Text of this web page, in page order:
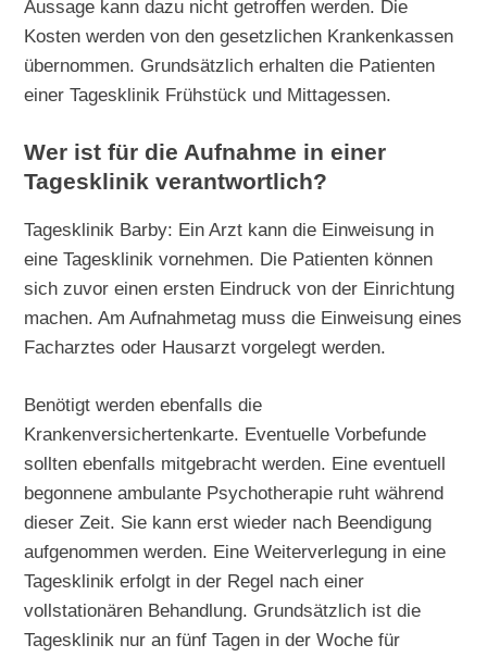
Aussage kann dazu nicht getroffen werden. Die
Kosten werden von den gesetzlichen Krankenkassen
übernommen. Grundsätzlich erhalten die Patienten
einer Tagesklinik Frühstück und Mittagessen.
Wer ist für die Aufnahme in einer
Tagesklinik verantwortlich?
Tagesklinik Barby: Ein Arzt kann die Einweisung in
eine Tagesklinik vornehmen. Die Patienten können
sich zuvor einen ersten Eindruck von der Einrichtung
machen. Am Aufnahmetag muss die Einweisung eines
Facharztes oder Hausarzt vorgelegt werden.
Benötigt werden ebenfalls die
Krankenversichertenkarte. Eventuelle Vorbefunde
sollten ebenfalls mitgebracht werden. Eine eventuell
begonnene ambulante Psychotherapie ruht während
dieser Zeit. Sie kann erst wieder nach Beendigung
aufgenommen werden. Eine Weiterverlegung in eine
Tagesklinik erfolgt in der Regel nach einer
vollstationären Behandlung. Grundsätzlich ist die
Tagesklinik nur an fünf Tagen in der Woche für